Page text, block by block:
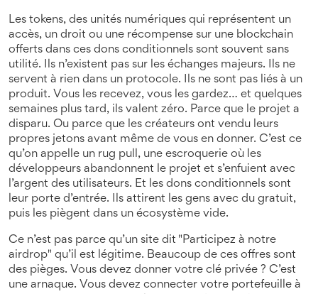
Les tokens, des unités numériques qui représentent un
accès, un droit ou une récompense sur une blockchain
offerts dans ces dons conditionnels sont souvent sans
utilité. Ils n’existent pas sur les échanges majeurs. Ils ne
servent à rien dans un protocole. Ils ne sont pas liés à un
produit. Vous les recevez, vous les gardez… et quelques
semaines plus tard, ils valent zéro. Parce que le projet a
disparu. Ou parce que les créateurs ont vendu leurs
propres jetons avant même de vous en donner. C’est ce
qu’on appelle un rug pull, une escroquerie où les
développeurs abandonnent le projet et s’enfuient avec
l’argent des utilisateurs. Et les dons conditionnels sont
leur porte d’entrée. Ils attirent les gens avec du gratuit,
puis les piègent dans un écosystème vide.
Ce n’est pas parce qu’un site dit "Participez à notre
airdrop" qu’il est légitime. Beaucoup de ces offres sont
des pièges. Vous devez donner votre clé privée ? C’est
une arnaque. Vous devez connecter votre portefeuille à